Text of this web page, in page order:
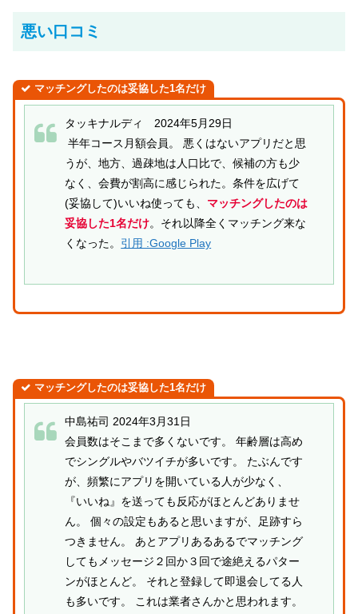
悪い口コミ
マッチングしたのは妥協した1名だけ
タッキナルディ 2024年5月29日
半年コース月額会員。 悪くはないアプリだと思
うが、地方、過疎地は人口比で、候補の方も少
なく、会費が割高に感じられた。条件を広げて
(妥協して)いいね使っても、 マッチングしたのは
妥協した1名だけ。それ以降全くマッチング来な
くなった。 引用 :Google Play
マッチングしたのは妥協した1名だけ
中島祐司 2024年3月31日
会員数はそこまで多くないです。 年齢層は高め
でシングルやバツイチが多いです。 たぶんです
が、頻繁にアプリを開いている人が少なく、
『いいね』を送っても反応がほとんどありませ
ん。 個々の設定もあると思いますが、足跡すら
つきません。 あとアプリあるあるでマッチング
してもメッセージ２回か３回で途絶えるパター
ンがほとんど。 それと登録して即退会してる人
も多いです。 これは業者さんかと思われます。